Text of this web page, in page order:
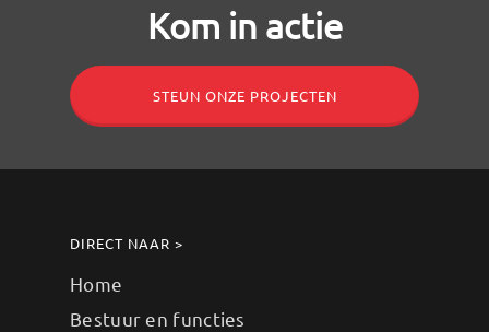
Kom in actie
STEUN ONZE PROJECTEN
DIRECT NAAR >
Home
Bestuur en functies